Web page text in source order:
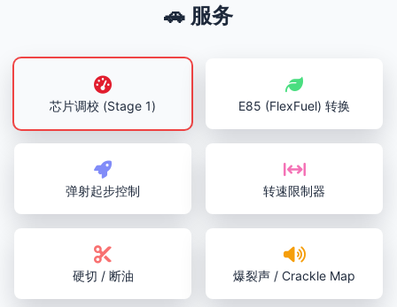
🚗 服务
芯片调校 (Stage 1) E85 (FlexFuel) 转换
弹射起步控制 转速限制器
硬切 / 断油 爆裂声 / Crackle Map